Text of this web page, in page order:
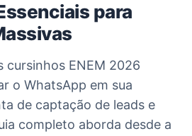
para
cursinhos ENEM 2026
o WhatsApp em sua
de captação de leads e
completo aborda desde a